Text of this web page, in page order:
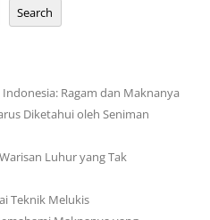
Search
Ragam dan Maknanya
Diketahui oleh Seniman
Luhur yang Tak
Teknik Melukis